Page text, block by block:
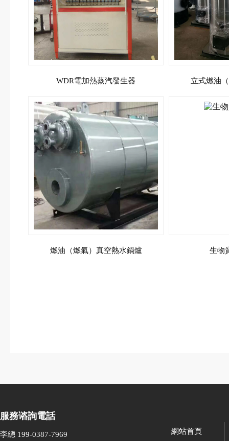
WDR​電加熱蒸汽發生器 立式燃油
燃油（燃氣）真空熱水鍋爐 生物
服務谘詢電話
李總 199-0387-7969 網站首頁